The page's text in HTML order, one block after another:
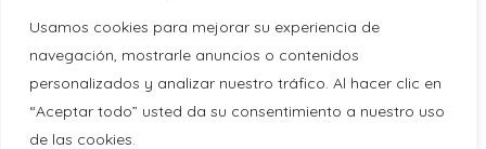
Usamos cookies para mejorar su experiencia de
navegación, mostrarle anuncios o contenidos
personalizados y analizar nuestro tráfico. Al hacer clic en
“Aceptar todo” usted da su consentimiento a nuestro uso
de las cookies.